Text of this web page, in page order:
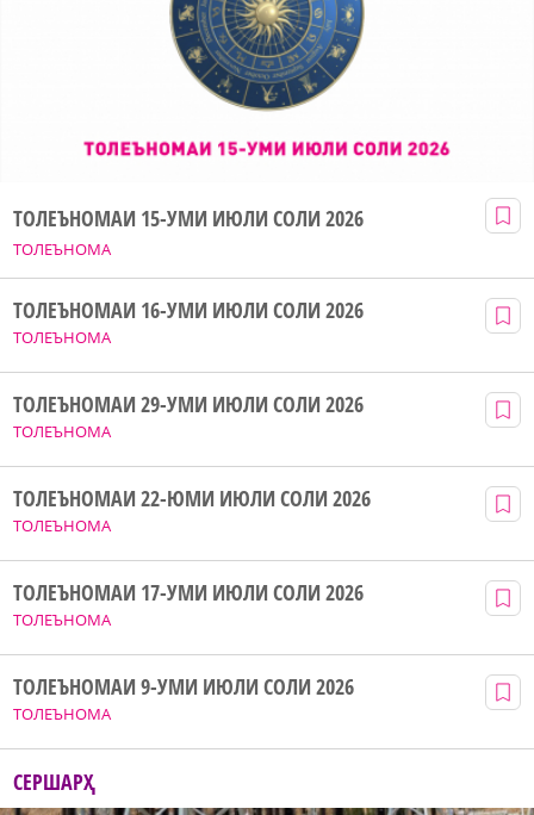
ТОЛЕЪНОМА
ТОЛЕЪНОМАИ 15-УМИ ИЮЛИ СОЛИ 2026
ТОЛЕЪНОМА
ТОЛЕЪНОМАИ 16-УМИ ИЮЛИ СОЛИ 2026
ТОЛЕЪНОМА
ТОЛЕЪНОМАИ 29-УМИ ИЮЛИ СОЛИ 2026
ТОЛЕЪНОМА
ТОЛЕЪНОМАИ 22-ЮМИ ИЮЛИ СОЛИ 2026
ТОЛЕЪНОМА
ТОЛЕЪНОМАИ 17-УМИ ИЮЛИ СОЛИ 2026
ТОЛЕЪНОМА
ТОЛЕЪНОМАИ 9-УМИ ИЮЛИ СОЛИ 2026
СЕРШАРҲ